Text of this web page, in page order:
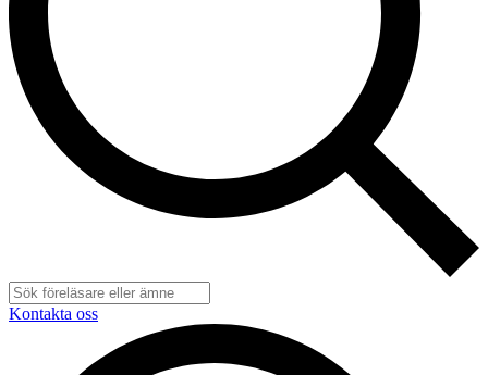
Kontakta oss